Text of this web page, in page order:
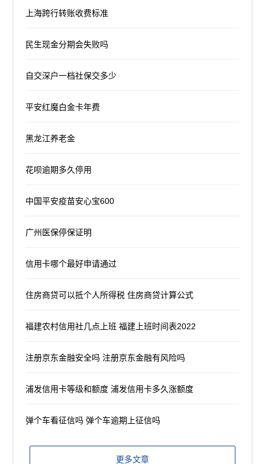
上海跨行转账收费标准
民生现金分期会失败吗
自交深户一档社保交多少
平安红魔白金卡年费
黑龙江养老金
花呗逾期多久停用
中国平安疫苗安心宝600
广州医保停保证明
信用卡哪个最好申请通过
住房商贷可以抵个人所得税 住房商贷计算公式
福建农村信用社几点上班 福建上班时间表2022
注册京东金融安全吗 注册京东金融有风险吗
浦发信用卡等级和额度 浦发信用卡多久涨额度
弹个车看征信吗 弹个车逾期上征信吗
更多文章